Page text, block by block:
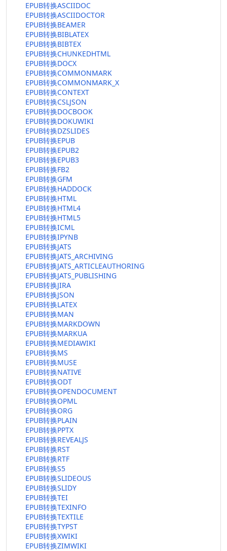
EPUB转换ASCIIDOC
EPUB转换ASCIIDOCTOR
EPUB转换BEAMER
EPUB转换BIBLATEX
EPUB转换BIBTEX
EPUB转换CHUNKEDHTML
EPUB转换DOCX
EPUB转换COMMONMARK
EPUB转换COMMONMARK_X
EPUB转换CONTEXT
EPUB转换CSLJSON
EPUB转换DOCBOOK
EPUB转换DOKUWIKI
EPUB转换DZSLIDES
EPUB转换EPUB
EPUB转换EPUB2
EPUB转换EPUB3
EPUB转换FB2
EPUB转换GFM
EPUB转换HADDOCK
EPUB转换HTML
EPUB转换HTML4
EPUB转换HTML5
EPUB转换ICML
EPUB转换IPYNB
EPUB转换JATS
EPUB转换JATS_ARCHIVING
EPUB转换JATS_ARTICLEAUTHORING
EPUB转换JATS_PUBLISHING
EPUB转换JIRA
EPUB转换JSON
EPUB转换LATEX
EPUB转换MAN
EPUB转换MARKDOWN
EPUB转换MARKUA
EPUB转换MEDIAWIKI
EPUB转换MS
EPUB转换MUSE
EPUB转换NATIVE
EPUB转换ODT
EPUB转换OPENDOCUMENT
EPUB转换OPML
EPUB转换ORG
EPUB转换PLAIN
EPUB转换PPTX
EPUB转换REVEALJS
EPUB转换RST
EPUB转换RTF
EPUB转换S5
EPUB转换SLIDEOUS
EPUB转换SLIDY
EPUB转换TEI
EPUB转换TEXINFO
EPUB转换TEXTILE
EPUB转换TYPST
EPUB转换XWIKI
EPUB转换ZIMWIKI